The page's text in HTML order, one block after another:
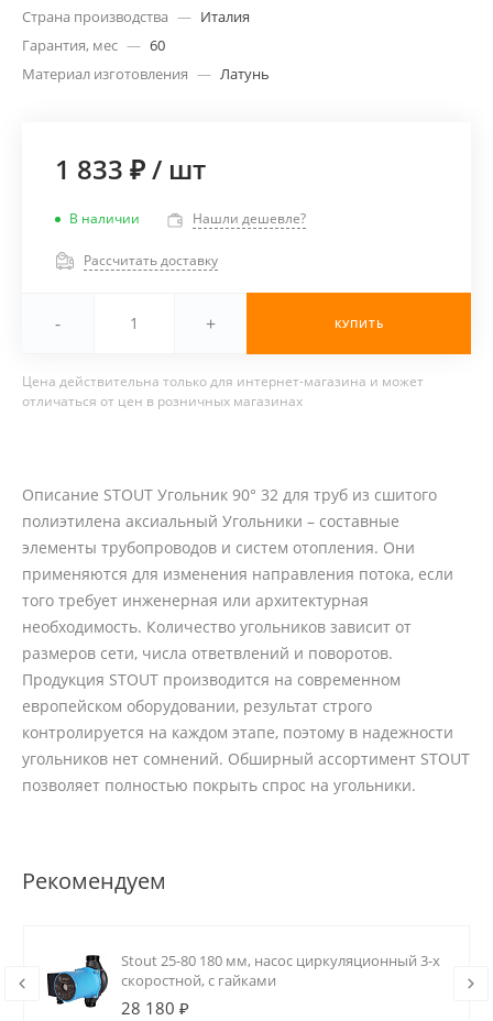
Страна производства — Италия
Гарантия, мес — 60
Материал изготовления — Латунь
1 833 ₽/ шт
В наличии Нашли дешевле?
Рассчитать доставку
- + КУПИТЬ
Цена действительна только для интернет-магазина и может
отличаться от цен в розничных магазинах
Описание STOUT Угольник 90° 32 для труб из сшитого
полиэтилена аксиальный Угольники – составные
элементы трубопроводов и систем отопления. Они
применяются для изменения направления потока, если
того требует инженерная или архитектурная
необходимость. Количество угольников зависит от
размеров сети, числа ответвлений и поворотов.
Продукция STOUT производится на современном
европейском оборудовании, результат строго
контролируется на каждом этапе, поэтому в надежности
угольников нет сомнений. Обширный ассортимент STOUT
позволяет полностью покрыть спрос на угольники.
Рекомендуем
Stout 25-80 180 мм, насос циркуляционный 3-х
скоростной, с гайками
28 180 ₽